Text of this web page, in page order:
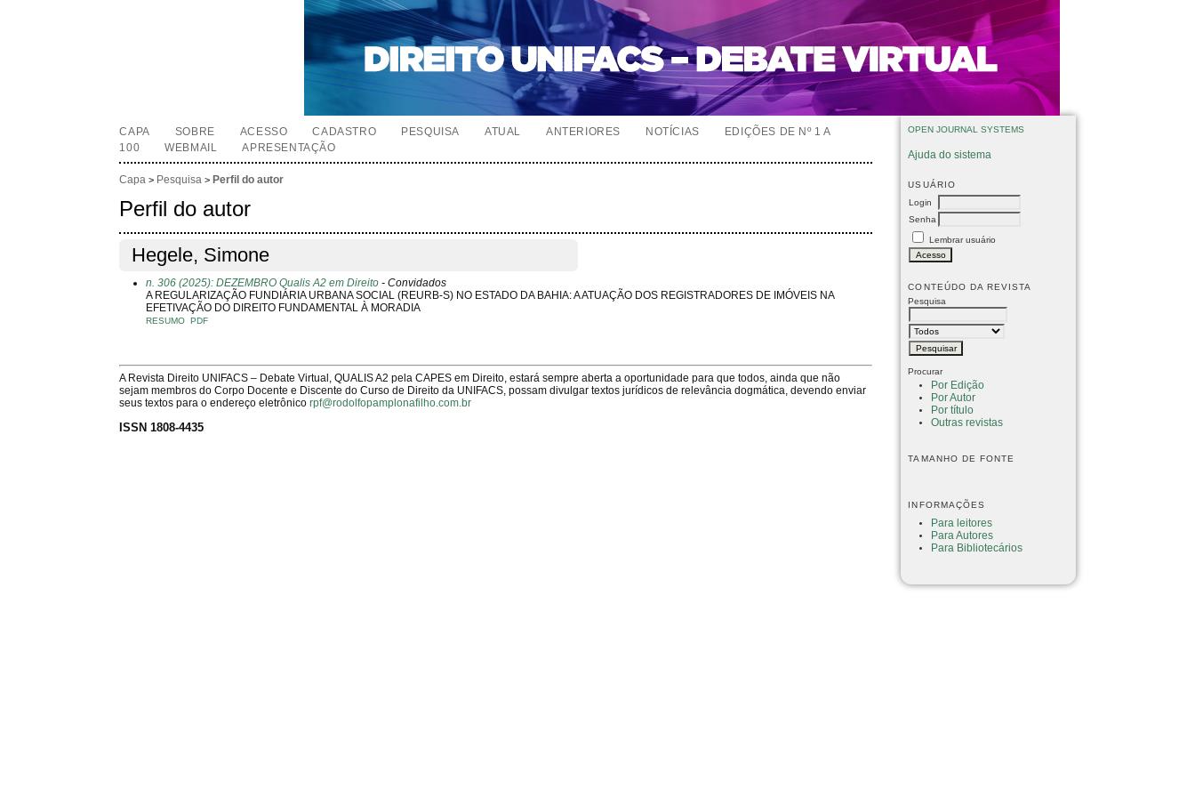
OPEN JOURNAL SYSTEMS
Ajuda do sistema
USUÁRIO
Login
Senha
Lembrar usuário
CONTEÚDO DA REVISTA
Pesquisa
Procurar
Por Edição
Por Autor
Por título
Outras revistas
TAMANHO DE FONTE
INFORMAÇÕES
Para leitores
Para Autores
Para Bibliotecários
CAPA SOBRE ACESSO CADASTRO PESQUISA ATUAL ANTERIORES NOTÍCIAS
EDIÇÕES DE Nº 1 A
100
WEBMAIL APRESENTAÇÃO
Capa > Pesquisa > Perfil do autor
Perfil do autor
Hegele, Simone
n. 306 (2025): DEZEMBRO Qualis A2 em Direito - Convidados
A REGULARIZAÇÃO FUNDIÁRIA URBANA SOCIAL (REURB-S) NO ESTADO DA BAHIA: A ATUAÇÃO DOS REGISTRADORES DE IMÓVEIS NA
EFETIVAÇÃO DO DIREITO FUNDAMENTAL À MORADIA
RESUMO PDF
A Revista Direito UNIFACS – Debate Virtual, QUALIS A2 pela CAPES em Direito, estará sempre aberta a oportunidade para que todos, ainda que não
sejam membros do Corpo Docente e Discente do Curso de Direito da UNIFACS, possam divulgar textos jurídicos de relevância dogmática, devendo enviar
seus textos para o endereço eletrônicorpf@rodolfopamplonafilho.com.br
ISSN 1808-4435